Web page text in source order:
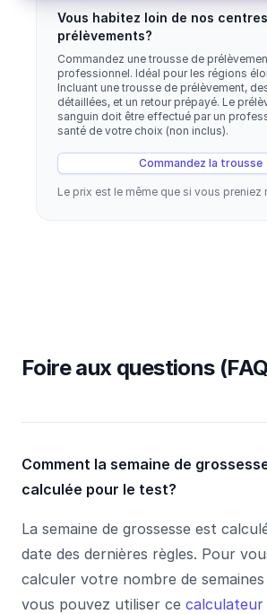
Vous habitez loin de nos
prélèvements?
Commandez une trousse de
professionnel. Idéal pour les régions
Incluant une trousse de prélèvement,
détaillées, et un retour prépayé. Le
sanguin doit être effectué par un
santé de votre choix (non inclus).
Commandez la trousse
Le prix est le même que si vous preniez
Foire aux questions
Comment la semaine de
calculée pour le test?
La semaine de grossesse est
date des dernières règles. Pour
calculer votre nombre de semaines
vous pouvez utiliser ce calculateur